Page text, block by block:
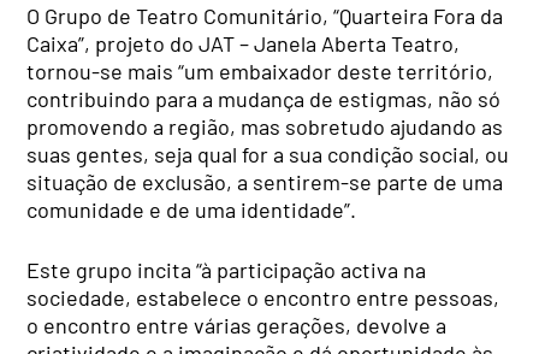
O Grupo de Teatro Comunitário, “Quarteira Fora da
Caixa”, projeto do JAT – Janela Aberta Teatro,
tornou-se mais “um embaixador deste território,
contribuindo para a mudança de estigmas, não só
promovendo a região, mas sobretudo ajudando as
suas gentes, seja qual for a sua condição social, ou
situação de exclusão, a sentirem-se parte de uma
comunidade e de uma identidade”.
Este grupo incita “à participação activa na
sociedade, estabelece o encontro entre pessoas,
o encontro entre várias gerações, devolve a